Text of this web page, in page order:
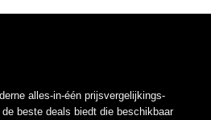
alles-in-één prijsvergelijkings-
beste deals biedt die beschikbaar